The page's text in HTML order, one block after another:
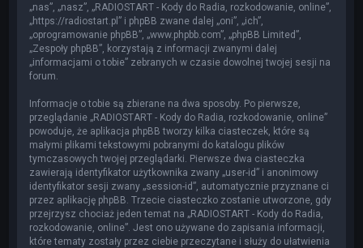
„nas”, „nasz”, „RADIOSTART - Kody do Radia, rozkodowanie, online”,
„https://radiostart.pl” i phpBB zwane dalej „oni”, „ich”,
„oprogramowanie phpBB”, „www.phpbb.com”, „phpBB Limited”,
„Zespoły phpBB”, korzystają z informacji zwanymi dalej
„informacjami o tobie” zebranych w czasie dowolnej twojej sesji na
forum.
Informacje o tobie są zbierane na dwa sposoby. Po pierwsze,
przeglądanie „RADIOSTART - Kody do Radia, rozkodowanie, online”
powoduje, że aplikacja phpBB tworzy kilka ciasteczek, które są
małymi plikami tekstowymi pobranymi do katalogu plików
tymczasowych twojej przeglądarki. Pierwsze dwa ciasteczka
zawierają identyfikator użytkownika zwany „user-id” i anonimowy
identyfikator sesji zwany „session-id”, automatycznie przyznane ci
przez aplikację phpBB. Trzecie ciasteczko zostanie utworzone, gdy
przejrzysz chociaż jeden temat na „RADIOSTART - Kody do Radia,
rozkodowanie, online”. Jest ono używane do zapisania informacji,
które tematy zostały przez ciebie przeczytane i służy do ułatwienia